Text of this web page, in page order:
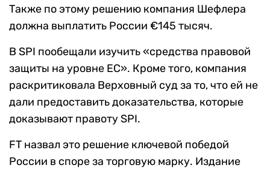
Также по этому решению компания Шефлера
должна выплатить России €145 тысяч.
В SPI пообещали изучить «средства правовой
защиты на уровне ЕС». Кроме того, компания
раскритиковала Верховный суд за то, что ей не
дали предоставить доказательства, которые
доказывают правоту SPI.
FT назвал это решение ключевой победой
России в споре за торговую марку. Издание